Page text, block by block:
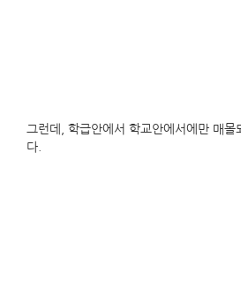
그런데, 학급안에서 학교안에서에만 매몰
다.